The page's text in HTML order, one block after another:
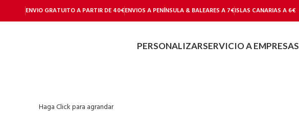
ENVIO GRATUITO A PARTIR DE 40€ENVIOS A PENÍNSULA & BALEARES A 7€ISLAS CANARIAS A 6€
PERSONALIZARSERVICIO A EMPRESAS
Haga Click para agrandar